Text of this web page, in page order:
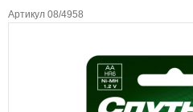
Артикул 08/4958